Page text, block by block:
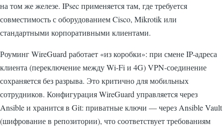
на том же железе. IPsec применяется там, где требуется
совместимость с оборудованием Cisco, Mikrotik или
стандартными корпоративными клиентами.
Роуминг WireGuard работает «из коробки»: при смене IP-адреса
клиента (переключение между Wi-Fi и 4G) VPN-соединение
сохраняется без разрыва. Это критично для мобильных
сотрудников. Конфигурация WireGuard управляется через
Ansible и хранится в Git: приватные ключи — через Ansible Vault
(шифрование в репозитории), что соответствует требованиям